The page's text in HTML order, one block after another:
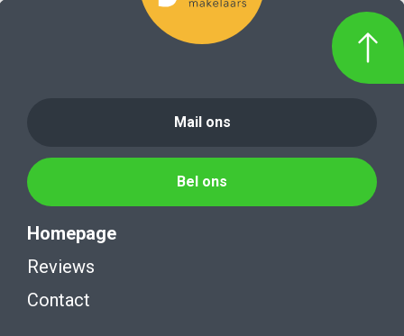
Mail ons
Bel ons
Homepage
Reviews
Contact